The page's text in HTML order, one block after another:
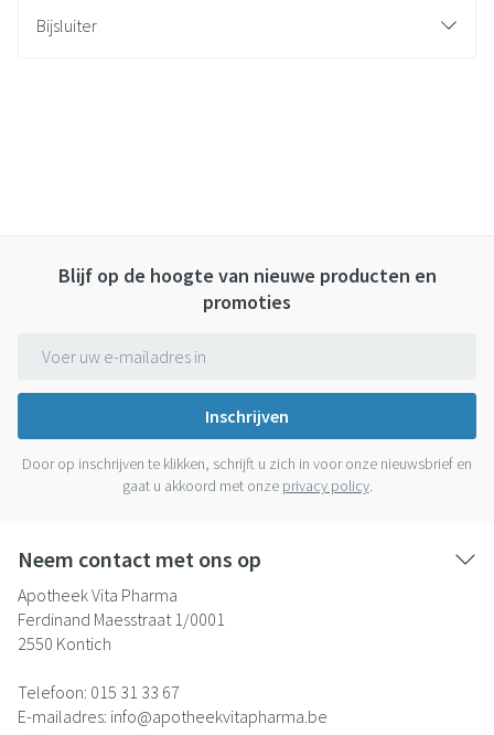
Bijsluiter
Blijf op de hoogte van nieuwe producten en
promoties
Inschrijven
Door op inschrijven te klikken, schrijft u zich in voor onze nieuwsbrief en
gaat u akkoord met onze privacy policy.
Neem contact met ons op
Apotheek Vita Pharma
Ferdinand Maesstraat 1/0001
2550 Kontich
Telefoon: 015 31 33 67
E-mailadres: info@apotheekvitapharma.be